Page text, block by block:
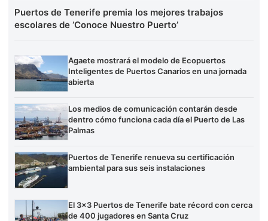
Puertos de Tenerife premia los mejores trabajos
escolares de ‘Conoce Nuestro Puerto’
Agaete mostrará el modelo de Ecopuertos
Inteligentes de Puertos Canarios en una jornada
abierta
Los medios de comunicación contarán desde
dentro cómo funciona cada día el Puerto de Las
Palmas
Puertos de Tenerife renueva su certificación
ambiental para sus seis instalaciones
El 3×3 Puertos de Tenerife bate récord con cerca
de 400 jugadores en Santa Cruz